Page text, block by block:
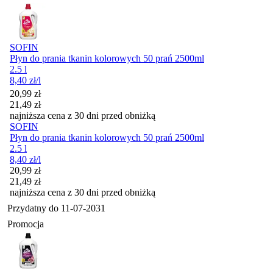
SOFIN
Płyn do prania tkanin kolorowych 50 prań 2500ml
2.5 l
8,40 zł/l
Cena promocyjna
20,99 zł
21,49 zł
najniższa cena z 30 dni przed obniżką
SOFIN
Płyn do prania tkanin kolorowych 50 prań 2500ml
2.5 l
8,40 zł/l
Cena promocyjna
20,99 zł
21,49 zł
najniższa cena z 30 dni przed obniżką
Przydatny do 11-07-2031
Promocja